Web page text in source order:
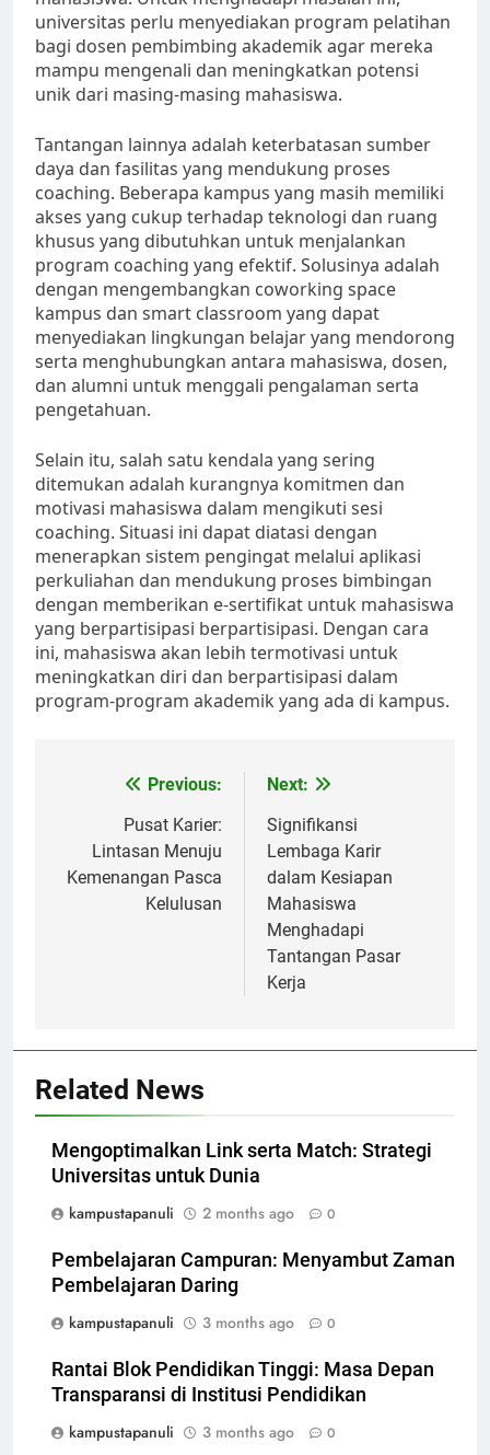
universitas perlu menyediakan program pelatihan
bagi dosen pembimbing akademik agar mereka
mampu mengenali dan meningkatkan potensi
unik dari masing-masing mahasiswa.
Tantangan lainnya adalah keterbatasan sumber
daya dan fasilitas yang mendukung proses
coaching. Beberapa kampus yang masih memiliki
akses yang cukup terhadap teknologi dan ruang
khusus yang dibutuhkan untuk menjalankan
program coaching yang efektif. Solusinya adalah
dengan mengembangkan coworking space
kampus dan smart classroom yang dapat
menyediakan lingkungan belajar yang mendorong
serta menghubungkan antara mahasiswa, dosen,
dan alumni untuk menggali pengalaman serta
pengetahuan.
Selain itu, salah satu kendala yang sering
ditemukan adalah kurangnya komitmen dan
motivasi mahasiswa dalam mengikuti sesi
coaching. Situasi ini dapat diatasi dengan
menerapkan sistem pengingat melalui aplikasi
perkuliahan dan mendukung proses bimbingan
dengan memberikan e-sertifikat untuk mahasiswa
yang berpartisipasi berpartisipasi. Dengan cara
ini, mahasiswa akan lebih termotivasi untuk
meningkatkan diri dan berpartisipasi dalam
program-program akademik yang ada di kampus.
navigation
Previous:
Pusat Karier:
Lintasan Menuju
Kemenangan Pasca
Kelulusan
Next:
Signifikansi
Lembaga Karir
dalam Kesiapan
Mahasiswa
Menghadapi
Tantangan Pasar
Kerja
Related News
Mengoptimalkan Link serta Match: Strategi
Universitas untuk Dunia
kampustapanuli
2 months ago 0
Pembelajaran Campuran: Menyambut Zaman
Pembelajaran Daring
kampustapanuli
3 months ago 0
Rantai Blok Pendidikan Tinggi: Masa Depan
Transparansi di Institusi Pendidikan
kampustapanuli
3 months ago 0